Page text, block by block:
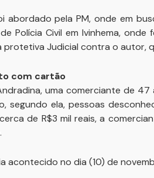
abordado pela PM, onde em
Polícia Civil em Ivinhema,
protetiva Judicial contra o autor,
com cartão
uma comerciante de
segundo ela, pessoas
de R$3 mil reais, a
acontecido no dia (10) de